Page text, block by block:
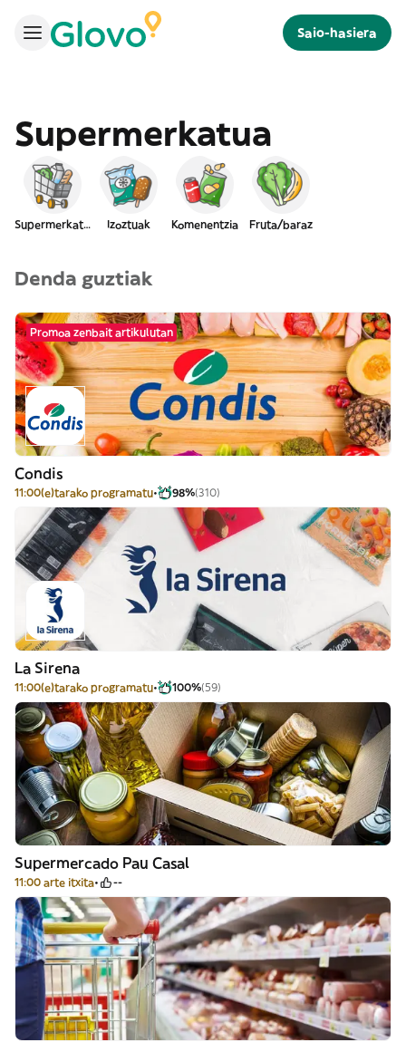
Saio-hasiera
Supermerkatua
Supermerkatua Izoztuak Komenentzia Fruta/baraz
Denda guztiak
Promoa zenbait artikulutan
Condis
11:00(e)tarako programatu 98%(310)
La Sirena
11:00(e)tarako programatu 100%(59)
Supermercado Pau Casal
11:00 arte itxita --